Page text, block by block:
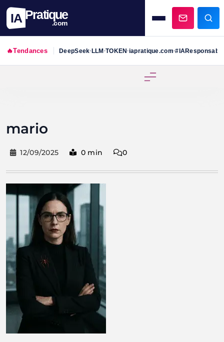
IA Pratique
.com
🔥Tendances DeepSeek•LLM•TOKEN•iapratique.com•#IAResponsable
mario
12/09/2025 0 min 0